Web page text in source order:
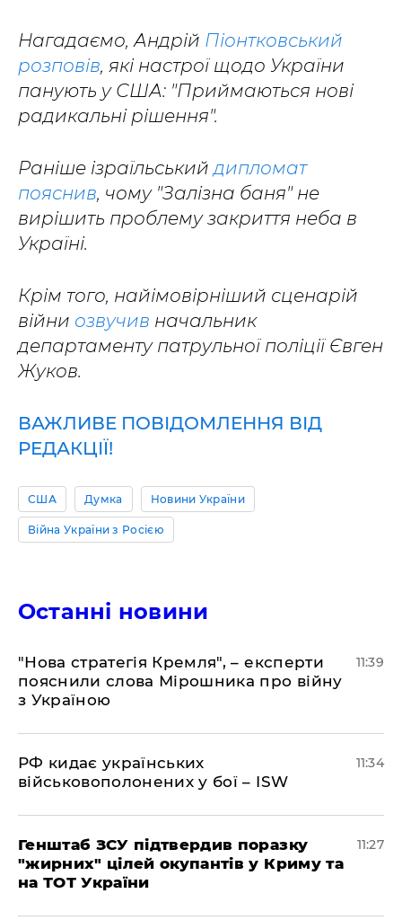
Нагадаємо, Андрій Піонтковський
розповів, які настрої щодо України
панують у США: "Приймаються нові
радикальні рішення".
Раніше ізраїльський дипломат
пояснив, чому "Залізна баня" не
вирішить проблему закриття неба в
Україні.
Крім того, найімовірніший сценарій
війни озвучив начальник
департаменту патрульної поліції Євген
Жуков.
ВАЖЛИВЕ ПОВІДОМЛЕННЯ ВІД
РЕДАКЦІЇ!
США Думка Новини України
Війна України з Росією
Останні новини
"Нова стратегія Кремля", – експерти
пояснили слова Мірошника про війну
з Україною
11:39
РФ кидає українських
військовополонених у бої – ISW
11:34
Генштаб ЗСУ підтвердив поразку
"жирних" цілей окупантів у Криму та
на ТОТ України
11:27